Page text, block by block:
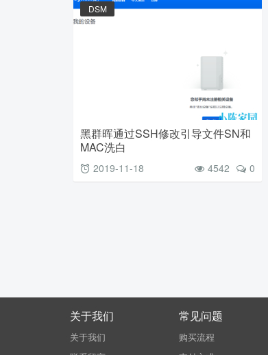
DSM
黑群晖通过SSH修改引导文件SN和
MAC洗白
2019-11-18 0
4542
关于我们
关于我们
常见问题
购买流程